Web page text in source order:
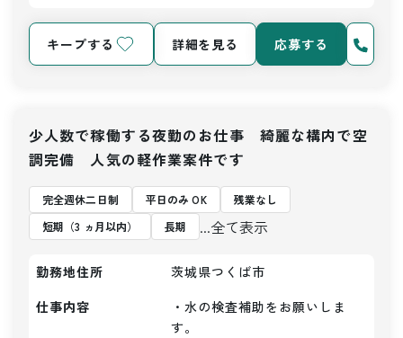
キープする 詳細を見る 応募する
少人数で稼働する夜勤のお仕事 綺麗な構内で空
調完備 人気の軽作業案件です
完全週休二日制 平日のみ OK
残業なし
短期（3 ヵ月以内）
長期 ...全て表示
勤務地住所
茨城県つくば市
仕事内容
・水の検査補助をお願いしま
す。